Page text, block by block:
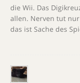
die Wii. Das
allen. Nerven tut
das ist Sache des